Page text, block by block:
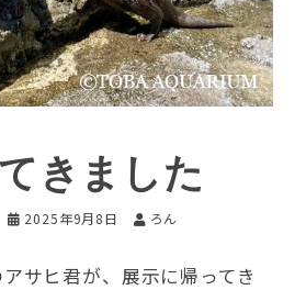
きました
2025年9月8日 ろん
サヒ君が、展示に帰ってき